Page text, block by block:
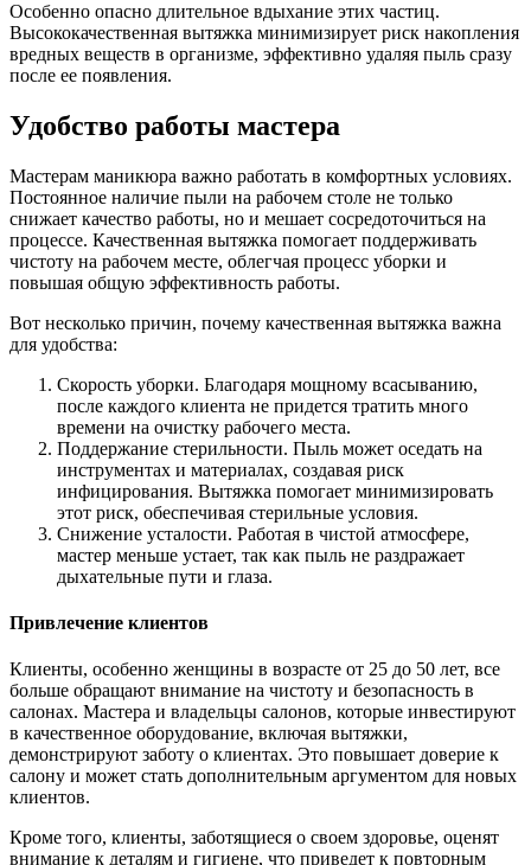
Особенно опасно длительное вдыхание этих частиц.
Высококачественная вытяжка минимизирует риск накопления
вредных веществ в организме, эффективно удаляя пыль сразу
после ее появления.
Удобство работы мастера
Мастерам маникюра важно работать в комфортных условиях.
Постоянное наличие пыли на рабочем столе не только
снижает качество работы, но и мешает сосредоточиться на
процессе. Качественная вытяжка помогает поддерживать
чистоту на рабочем месте, облегчая процесс уборки и
повышая общую эффективность работы.
Вот несколько причин, почему качественная вытяжка важна
для удобства:
Скорость уборки. Благодаря мощному всасыванию,
после каждого клиента не придется тратить много
времени на очистку рабочего места.
Поддержание стерильности. Пыль может оседать на
инструментах и материалах, создавая риск
инфицирования. Вытяжка помогает минимизировать
этот риск, обеспечивая стерильные условия.
Снижение усталости. Работая в чистой атмосфере,
мастер меньше устает, так как пыль не раздражает
дыхательные пути и глаза.
Привлечение клиентов
Клиенты, особенно женщины в возрасте от 25 до 50 лет, все
больше обращают внимание на чистоту и безопасность в
салонах. Мастера и владельцы салонов, которые инвестируют
в качественное оборудование, включая вытяжки,
демонстрируют заботу о клиентах. Это повышает доверие к
салону и может стать дополнительным аргументом для новых
клиентов.
Кроме того, клиенты, заботящиеся о своем здоровье, оценят
внимание к деталям и гигиене, что приведет к повторным